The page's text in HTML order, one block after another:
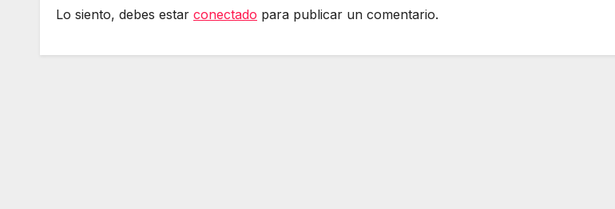
Lo siento, debes estar conectado para publicar un comentario.